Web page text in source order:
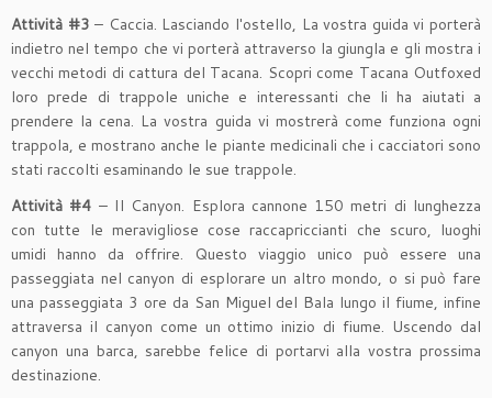
Attività #3 – Caccia. Lasciando l'ostello, La vostra guida vi porterà
indietro nel tempo che vi porterà attraverso la giungla e gli mostra i
vecchi metodi di cattura del Tacana. Scopri come Tacana Outfoxed
loro prede di trappole uniche e interessanti che li ha aiutati a
prendere la cena. La vostra guida vi mostrerà come funziona ogni
trappola, e mostrano anche le piante medicinali che i cacciatori sono
stati raccolti esaminando le sue trappole.
Attività #4 – Il Canyon. Esplora cannone 150 metri di lunghezza
con tutte le meravigliose cose raccapriccianti che scuro, luoghi
umidi hanno da offrire. Questo viaggio unico può essere una
passeggiata nel canyon di esplorare un altro mondo, o si può fare
una passeggiata 3 ore da San Miguel del Bala lungo il fiume, infine
attraversa il canyon come un ottimo inizio di fiume. Uscendo dal
canyon una barca, sarebbe felice di portarvi alla vostra prossima
destinazione.